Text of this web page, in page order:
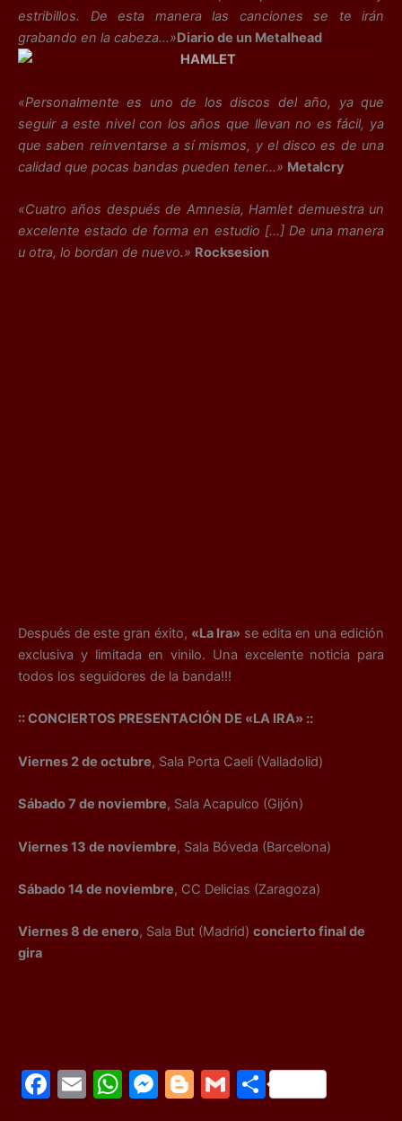
estribillos. De esta manera las canciones se te irán
grabando en la cabeza…»Diario de un Metalhead
«Personalmente es uno de los discos del año, ya que
seguir a este nivel con los años que llevan no es fácil, ya
que saben reinventarse a sí mismos, y el disco es de una
calidad que pocas bandas pueden tener…» Metalcry
«Cuatro años después de Amnesia, Hamlet demuestra un
excelente estado de forma en estudio […] De una manera
u otra, lo bordan de nuevo.» Rocksesion
Después de este gran éxito, «La Ira» se edita en una edición
exclusiva y limitada en vinilo. Una excelente noticia para
todos los seguidores de la banda!!!
:: CONCIERTOS PRESENTACIÓN DE «LA IRA» ::
Viernes 2 de octubre, Sala Porta Caeli (Valladolid)
Sábado 7 de noviembre, Sala Acapulco (Gijón)
Viernes 13 de noviembre, Sala Bóveda (Barcelona)
Sábado 14 de noviembre, CC Delicias (Zaragoza)
Viernes 8 de enero, Sala But (Madrid) concierto final de
gira
F
E
W M Bl G C